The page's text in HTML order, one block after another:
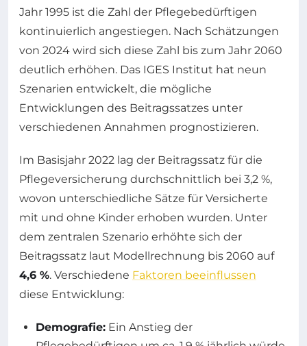
Jahr 1995 ist die Zahl der Pflegebedürftigen
kontinuierlich angestiegen. Nach Schätzungen
von 2024 wird sich diese Zahl bis zum Jahr 2060
deutlich erhöhen. Das IGES Institut hat neun
Szenarien entwickelt, die mögliche
Entwicklungen des Beitragssatzes unter
verschiedenen Annahmen prognostizieren.
Im Basisjahr 2022 lag der Beitragssatz für die
Pflegeversicherung durchschnittlich bei 3,2 %,
wovon unterschiedliche Sätze für Versicherte
mit und ohne Kinder erhoben wurden. Unter
dem zentralen Szenario erhöhte sich der
Beitragssatz laut Modellrechnung bis 2060 auf
4,6 %. Verschiedene Faktoren beeinflussen
diese Entwicklung:
Demografie: Ein Anstieg der